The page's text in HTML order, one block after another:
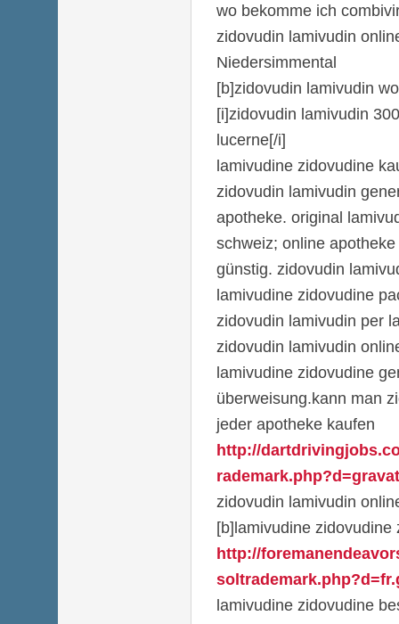
wo bekomme ich
zidovudin lamivudin
Niedersimmental
[b]zidovudin lamivudin
[i]zidovudin lamivudin
lucerne[/i]
lamivudine zidovudine
zidovudin lamivudin
apotheke. original
schweiz; online
günstig. zidovudin
lamivudine zidovudine
zidovudin lamivudin per
zidovudin lamivudin
lamivudine zidovudine
überweisung.kann man
jeder apotheke kaufen
http://
zidovudin lamivudin
[b]lamivudine zidovudine
http://
lamivudine zidovudine